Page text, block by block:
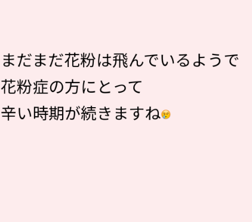
まだまだ花粉は飛んでいるようで
花粉症の方にとって
辛い時期が続きますね